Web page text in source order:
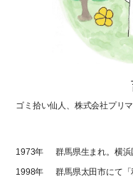
ゴミ拾い仙人、株式会社プリ
1973年
群馬県生まれ。横浜
1998年
群馬県太田市にて